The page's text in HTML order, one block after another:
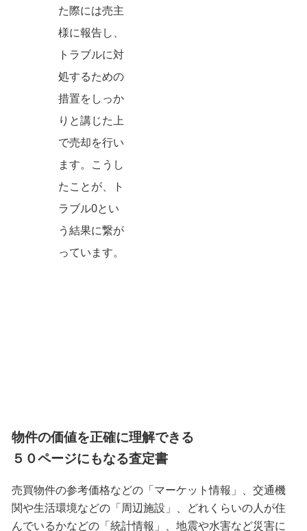
た際には売主
様に報告し、
トラブルに対
処するための
措置をしっか
りと講じた上
で売却を行い
ます。こうし
たことが、ト
ラブル0とい
う結果に繋が
っています。
物件の価値を正確に理解できる
５０ページにもなる査定書
売買物件の参考価格などの「マーケット情報」、交通機
関や生活環境などの「周辺施設」、どれくらいの人が住
んでいるかなどの「統計情報」、地震や水害など災害に